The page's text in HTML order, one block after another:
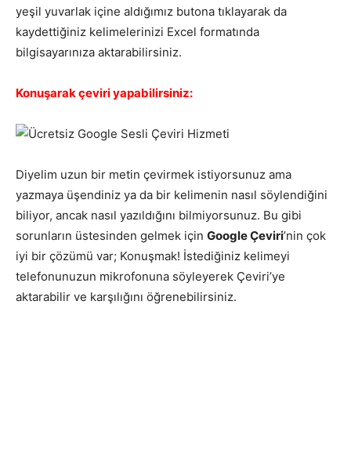
yeşil yuvarlak içine aldığımız butona tıklayarak da
kaydettiğiniz kelimelerinizi Excel formatında
bilgisayarınıza aktarabilirsiniz.
Konuşarak çeviri yapabilirsiniz:
Diyelim uzun bir metin çevirmek istiyorsunuz ama
yazmaya üşendiniz ya da bir kelimenin nasıl söylendiğini
biliyor, ancak nasıl yazıldığını bilmiyorsunuz. Bu gibi
sorunların üstesinden gelmek için Google Çeviri’nin çok
iyi bir çözümü var; Konuşmak! İstediğiniz kelimeyi
telefonunuzun mikrofonuna söyleyerek Çeviri’ye
aktarabilir ve karşılığını öğrenebilirsiniz.